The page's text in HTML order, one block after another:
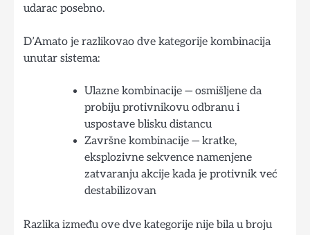
udarac posebno.
D’Amato je razlikovao dve kategorije kombinacija
unutar sistema:
Ulazne kombinacije — osmišljene da
probiju protivnikovu odbranu i
uspostave blisku distancu
Završne kombinacije — kratke,
eksplozivne sekvence namenjene
zatvaranju akcije kada je protivnik već
destabilizovan
Razlika između ove dve kategorije nije bila u broju